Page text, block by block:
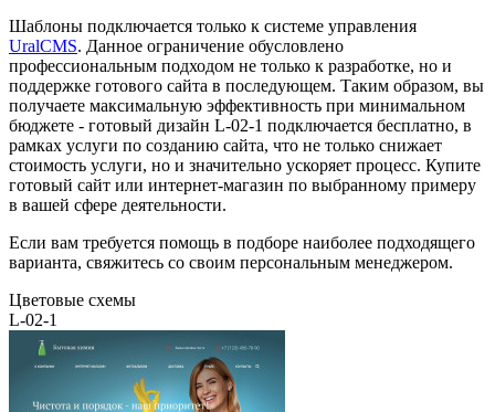
Шаблоны подключается только к системе управления
UralCMS. Данное ограничение обусловлено
профессиональным подходом не только к разработке, но и
поддержке готового сайта в последующем. Таким образом, вы
получаете максимальную эффективность при минимальном
бюджете - готовый дизайн L-02-1 подключается бесплатно, в
рамках услуги по созданию сайта, что не только снижает
стоимость услуги, но и значительно ускоряет процесс. Купите
готовый сайт или интернет-магазин по выбранному примеру
в вашей сфере деятельности.
Если вам требуется помощь в подборе наиболее подходящего
варианта, свяжитесь со своим персональным менеджером.
Цветовые схемы
L-02-1